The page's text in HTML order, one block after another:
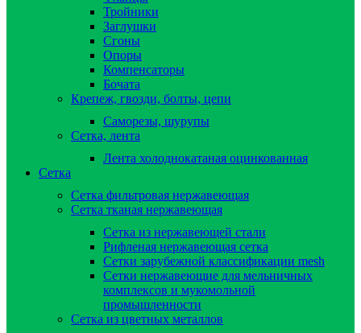
Тройники
Заглушки
Сгоны
Опоры
Компенсаторы
Бочата
Крепеж, гвозди, болты, цепи
Саморезы, шурупы
Сетка, лента
Лента холоднокатаная оцинкованная
Сетка
Сетка фильтровая нержавеющая
Сетка тканая нержавеющая
Сетка из нержавеющей стали
Рифленая нержавеющая сетка
Сетки зарубежной классификации mesh
Сетки нержавеющие для мельничных
комплексов и мукомольной
промышленности
Сетка из цветных металлов